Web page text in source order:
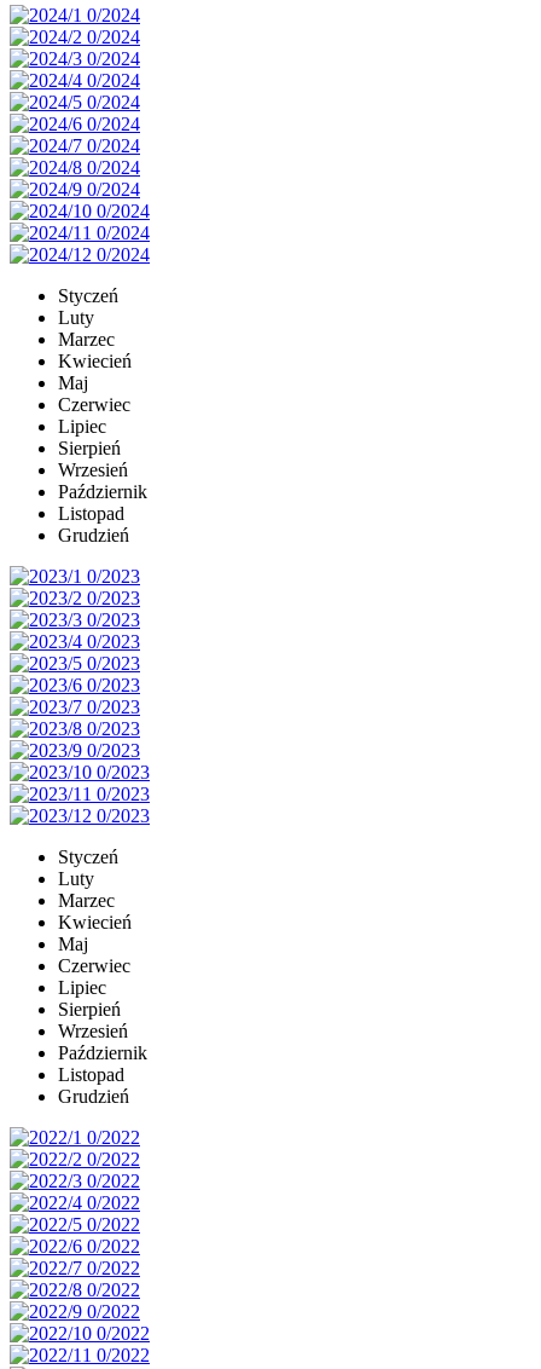
Styczeń
Luty
Marzec
Kwiecień
Maj
Czerwiec
Lipiec
Sierpień
Wrzesień
Październik
Listopad
Grudzień
Styczeń
Luty
Marzec
Kwiecień
Maj
Czerwiec
Lipiec
Sierpień
Wrzesień
Październik
Listopad
Grudzień